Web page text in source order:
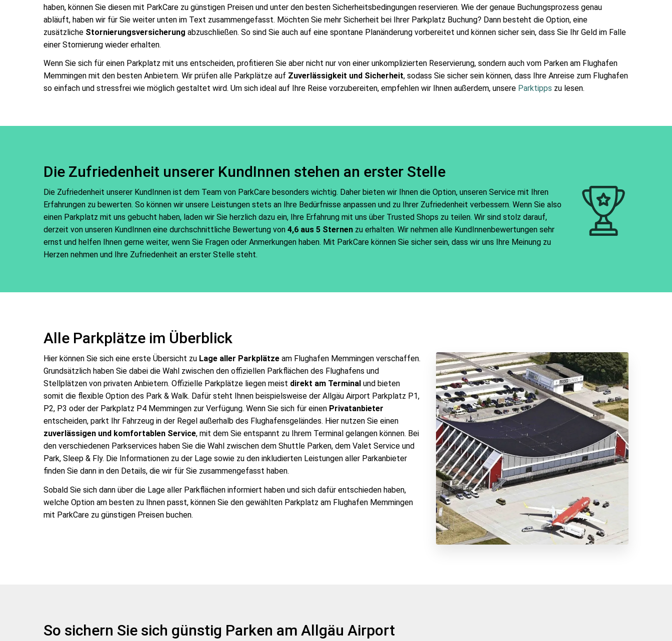
haben, können Sie diesen mit ParkCare zu günstigen Preisen und unter den besten Sicherheitsbedingungen reservieren. Wie der genaue Buchungsprozess genau
abläuft, haben wir für Sie weiter unten im Text zusammengefasst. Möchten Sie mehr Sicherheit bei Ihrer Parkplatz Buchung? Dann besteht die Option, eine
zusätzliche Stornierungsversicherung abzuschließen. So sind Sie auch auf eine spontane Planänderung vorbereitet und können sicher sein, dass Sie Ihr Geld im Falle
einer Stornierung wieder erhalten.
Wenn Sie sich für einen Parkplatz mit uns entscheiden, profitieren Sie aber nicht nur von einer unkomplizierten Reservierung, sondern auch vom Parken am Flughafen
Memmingen mit den besten Anbietern. Wir prüfen alle Parkplätze auf Zuverlässigkeit und Sicherheit, sodass Sie sicher sein können, dass Ihre Anreise zum Flughafen
so einfach und stressfrei wie möglich gestaltet wird. Um sich ideal auf Ihre Reise vorzubereiten, empfehlen wir Ihnen außerdem, unsere Parktipps zu lesen.
Die Zufriedenheit unserer KundInnen stehen an erster Stelle
Die Zufriedenheit unserer KundInnen ist dem Team von ParkCare besonders wichtig. Daher bieten wir Ihnen die Option, unseren Service mit Ihren
Erfahrungen zu bewerten. So können wir unsere Leistungen stets an Ihre Bedürfnisse anpassen und zu Ihrer Zufriedenheit verbessern. Wenn Sie also
einen Parkplatz mit uns gebucht haben, laden wir Sie herzlich dazu ein, Ihre Erfahrung mit uns über Trusted Shops zu teilen. Wir sind stolz darauf,
derzeit von unseren KundInnen eine durchschnittliche Bewertung von 4,6 aus 5 Sternen zu erhalten. Wir nehmen alle KundInnenbewertungen sehr
ernst und helfen Ihnen gerne weiter, wenn Sie Fragen oder Anmerkungen haben. Mit ParkCare können Sie sicher sein, dass wir uns Ihre Meinung zu
Herzen nehmen und Ihre Zufriedenheit an erster Stelle steht.
Alle Parkplätze im Überblick
Hier können Sie sich eine erste Übersicht zu Lage aller Parkplätze am Flughafen Memmingen verschaffen.
Grundsätzlich haben Sie dabei die Wahl zwischen den offiziellen Parkflächen des Flughafens und
Stellplätzen von privaten Anbietern. Offizielle Parkplätze liegen meist direkt am Terminal und bieten
somit die flexible Option des Park & Walk. Dafür steht Ihnen beispielsweise der Allgäu Airport Parkplatz P1,
P2, P3 oder der Parkplatz P4 Memmingen zur Verfügung. Wenn Sie sich für einen Privatanbieter
entscheiden, parkt Ihr Fahrzeug in der Regel außerhalb des Flughafensgeländes. Hier nutzen Sie einen
zuverlässigen und komfortablen Service, mit dem Sie entspannt zu Ihrem Terminal gelangen können. Bei
den verschiedenen Parkservices haben Sie die Wahl zwischen dem Shuttle Parken, dem Valet Service und
Park, Sleep & Fly. Die Informationen zu der Lage sowie zu den inkludierten Leistungen aller Parkanbieter
finden Sie dann in den Details, die wir für Sie zusammengefasst haben.
Sobald Sie sich dann über die Lage aller Parkflächen informiert haben und sich dafür entschieden haben,
welche Option am besten zu Ihnen passt, können Sie den gewählten Parkplatz am Flughafen Memmingen
mit ParkCare zu günstigen Preisen buchen.
So sichern Sie sich günstig Parken am Allgäu Airport